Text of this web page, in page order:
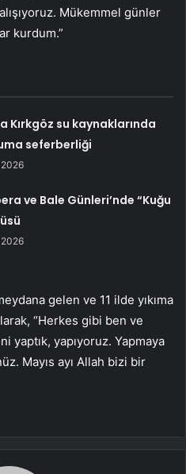
Mükemmel günler
kurdum.”
Kırkgöz su kaynaklarında
seferberliği
2026
ve Bale Günleri’nde “Kuğu
2026
gelen ve 11 ilde yıkıma
“Herkes gibi ben ve
yaptık, yapıyoruz. Yapmaya
Mayıs ayı Allah bizi bir